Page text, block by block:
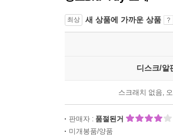
최상 새 상품에 가까운 상품
디스크/알
스크래치 없음,
판매자 : 품절된거
미개봉품/양품